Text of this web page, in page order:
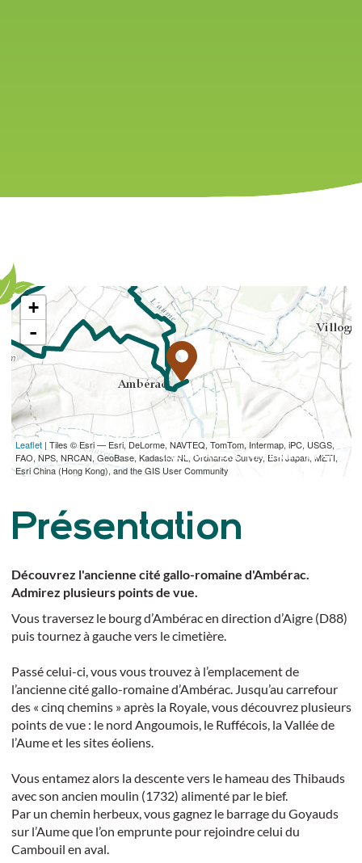
+
-
Leaflet| Tiles © Esri — Esri, DeLorme, NAVTEQ, TomTom, Intermap, iPC, USGS,
FAO, NPS, NRCAN, GeoBase, Kadaster NL, Ordnance Survey, Esri Japan, METI,
Esri China (Hong Kong), and the GIS User Community
TÉLÉCHARGER L'ITINÉRAIRE (GPX)
Présentation
Découvrez l'ancienne cité gallo-romaine d'Ambérac.
Admirez plusieurs points de vue.
Vous traversez le bourg d’Ambérac en direction d’Aigre (D88)
puis tournez à gauche vers le cimetière.
Passé celui-ci, vous vous trouvez à l’emplacement de
l’ancienne cité gallo-romaine d’Ambérac. Jusqu’au carrefour
des « cinq chemins » après la Royale, vous découvrez plusieurs
points de vue : le nord Angoumois, le Ruffécois, la Vallée de
l’Aume et les sites éoliens.
Vous entamez alors la descente vers le hameau des Thibauds
avec son ancien moulin (1732) alimenté par le bief.
Par un chemin herbeux, vous gagnez le barrage du Goyauds
sur l’Aume que l’on emprunte pour rejoindre celui du
Cambouil en aval.